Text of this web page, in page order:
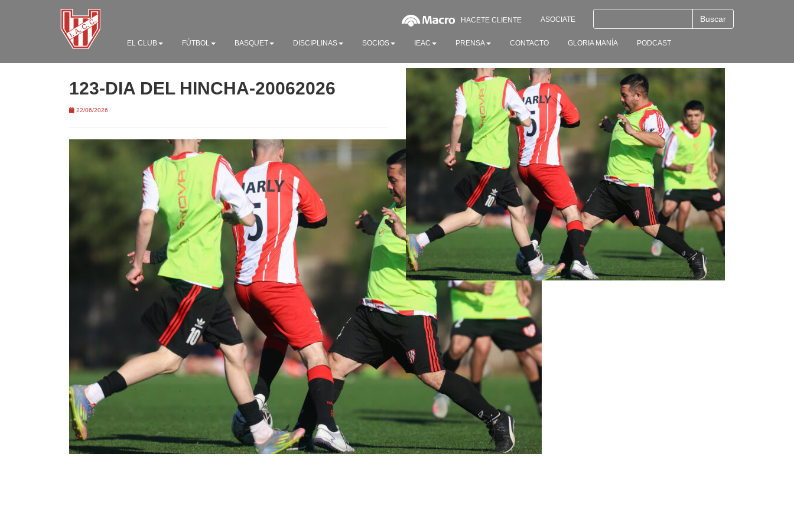
HACETE CLIENTE ASOCIATE
EL CLUB FÚTBOL BASQUET DISCIPLINAS SOCIOS IEAC PRENSA CONTACTO GLORIA MANÍA PODCAST
123-DIA DEL HINCHA-20062026
22/06/2026